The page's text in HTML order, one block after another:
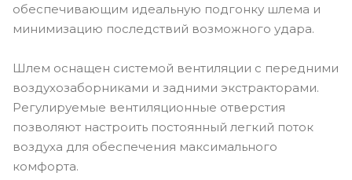
обеспечивающим идеальную подгонку шлема и
минимизацию последствий возможного удара.
Шлем оснащен системой вентиляции с передними
воздухозаборниками и задними экстракторами.
Регулируемые вентиляционные отверстия
позволяют настроить постоянный легкий поток
воздуха для обеспечения максимального
комфорта.